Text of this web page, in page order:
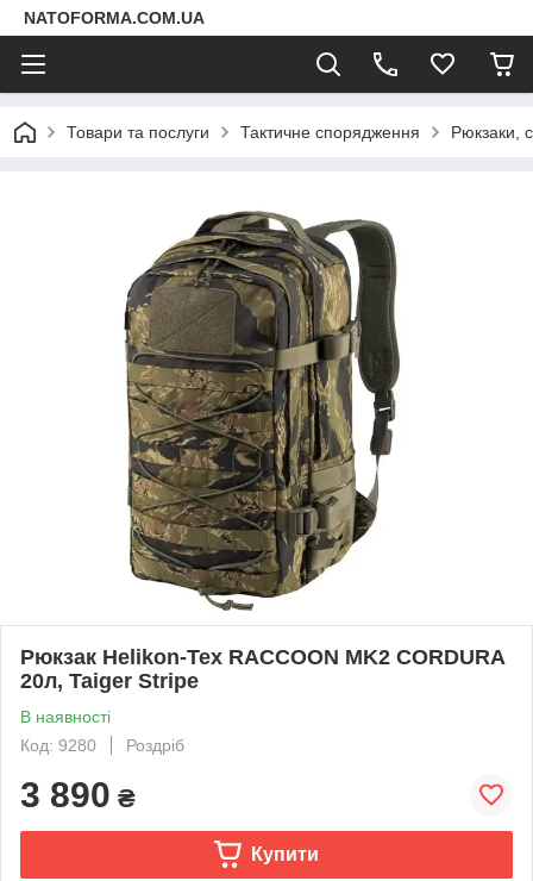
NATOFORMA.COM.UA
Товари та послуги Тактичне спорядження Рюкзаки,
Рюкзак Helikon-Tex RACCOON MK2 CORDURA
20л, Taiger Stripe
В наявності
Код: 9280
Роздріб
3 890 ₴
Купити